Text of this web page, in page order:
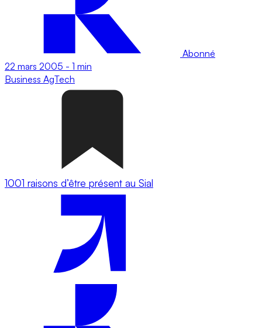
Abonné
22 mars 2005 - 1 min
Business AgTech
1001 raisons d’être présent au Sial